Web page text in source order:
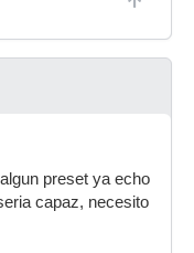
preset ya echo
capaz, necesito